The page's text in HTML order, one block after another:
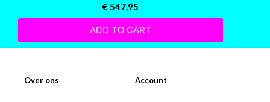
€ 547,95
ADD TO CART
Over ons Account